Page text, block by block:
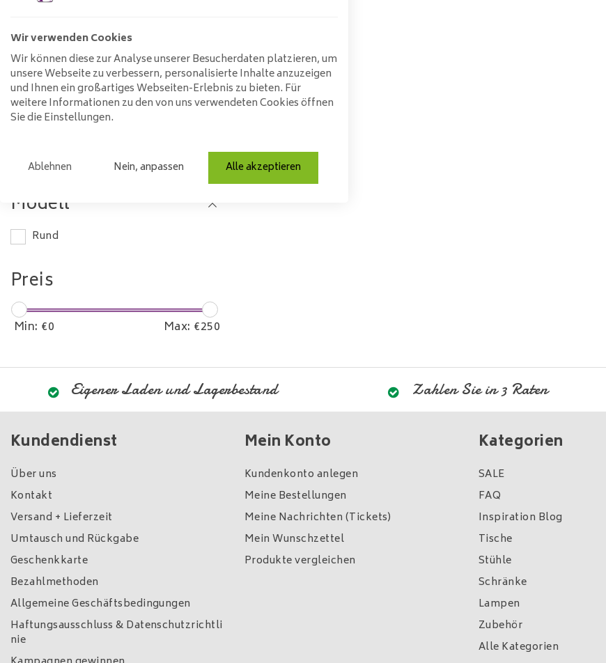
Andere
Länge
0-50 cm
Stahl
Modell
Rund
Preis
Min: €0 Max: €250
Eigener Laden und Lagerbestand Zahlen Sie in 3 Raten
Kundendienst
Über uns
Kontakt
Versand + Lieferzeit
Umtausch und Rückgabe
Geschenkkarte
Bezahlmethoden
Allgemeine Geschäftsbedingungen
Haftungsausschluss & Datenschutzrichtli
nie
Mein Konto
Kundenkonto anlegen
Meine Bestellungen
Meine Nachrichten (Tickets)
Mein Wunschzettel
Produkte vergleichen
Kategorien
SALE
FAQ
Inspiration Blog
Tische
Stühle
Schränke
Lampen
Zubehör
Alle Kategorien
Wir verwenden Cookies
Wir können diese zur Analyse unserer Besucherdaten platzieren, um
unsere Webseite zu verbessern, personalisierte Inhalte anzuzeigen
und Ihnen ein großartiges Webseiten-Erlebnis zu bieten. Für
weitere Informationen zu den von uns verwendeten Cookies öffnen
Sie die Einstellungen.
Ablehnen Nein, anpassen Alle akzeptieren